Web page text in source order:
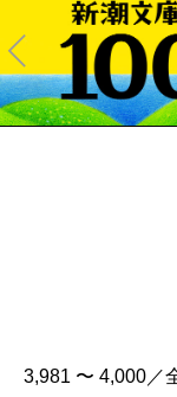
Pre
v
3,981 〜 4,000／